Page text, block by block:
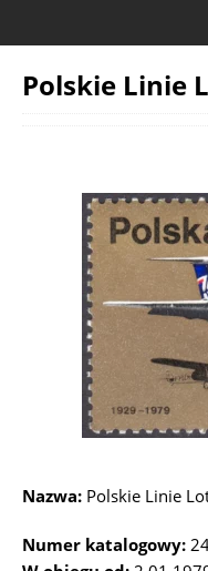
Polskie Linie
Nazwa: Polskie Linie
Numer katalogowy: